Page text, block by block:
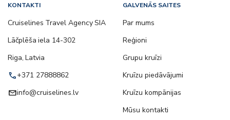
KONTAKTI
Cruiselines Travel Agency SIA
Lāčplēša iela 14-302
Riga, Latvia
call+371 27888862
emailinfo@cruiselines.lv
GALVENĀS SAITES
Par mums
Reģioni
Grupu kruīzi
Kruīzu piedāvājumi
Kruīzu kompānijas
Mūsu kontakti